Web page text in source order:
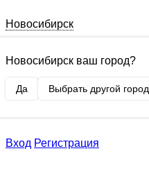
Новосибирск
Новосибирск ваш город?
Да Выбрать другой город
Вход Регистрация